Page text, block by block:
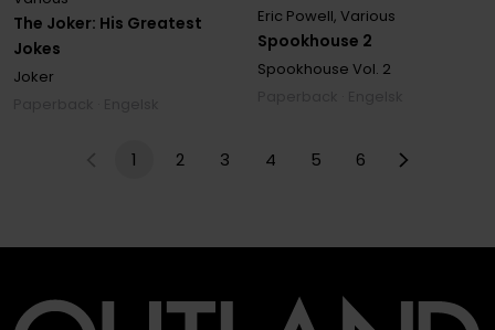
The Joker: His Greatest
Jokes
Joker
Spookhouse 2
Eric Powell,Various
Spookhouse Vol. 2
1 2 3 4 5 6